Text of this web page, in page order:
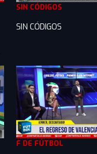
SIN CÓDIGOS
SIN CÓDIGOS
F DE FÚTBOL